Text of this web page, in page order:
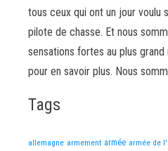
tous ceux qui ont un jour voulu
pilote de chasse. Et nous
sensations fortes au plus
pour en savoir plus. Nous
Tags
allemagne armement armée armée de